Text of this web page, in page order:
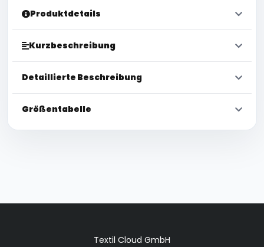
Produktdetails
Kurzbeschreibung
Detaillierte Beschreibung
Größentabelle
Textil Cloud GmbH